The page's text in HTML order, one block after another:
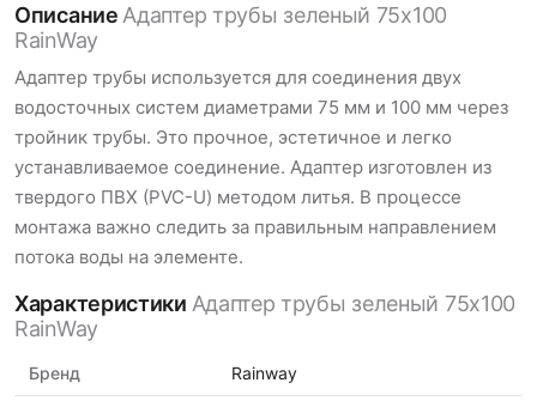
Описание Адаптер трубы зеленый 75х100
RainWay
Адаптер трубы используется для соединения двух
водосточных систем диаметрами 75 мм и 100 мм через
тройник трубы. Это прочное, эстетичное и легко
устанавливаемое соединение. Адаптер изготовлен из
твердого ПВХ (PVC-U) методом литья. В процессе
монтажа важно следить за правильным направлением
потока воды на элементе.
Характеристики Адаптер трубы зеленый 75х100
RainWay
Бренд Rainway